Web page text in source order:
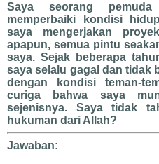
Saya seorang
memperbaiki kondisi
saya mengerjakan
apapun, semua pintu
saya. Sejak beberapa
saya selalu gagal dan tidak
dengan kondisi teman-
curiga bahwa saya
sejenisnya. Saya tidak
hukuman dari Allah?
Jawaban: